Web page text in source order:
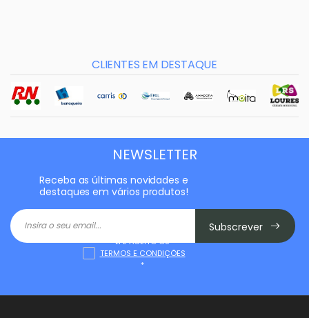
CLIENTES EM DESTAQUE
NEWSLETTER
Receba as últimas novidades e
destaques em vários produtos!
Subscrever
LI E ACEITO OS
TERMOS E CONDIÇÕES
*